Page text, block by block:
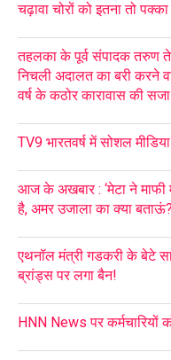
चढ़ावा चोरों को इतना तो
तहलका के पूर्व संपादक तरुण
निचली अदालत का बरी करने
वर्ष के कठोर कारावास की सजा
TV9 भारतवर्ष में सोशल
आज के अखबार : ‘मेटा ने माफी
है, अमर उजाला का क्या बताऊं?
एथनॉल मंत्री गडकरी के बेटे
ब्रांड्स पर लगा बैन!
HNN News पर कर्मचारियों